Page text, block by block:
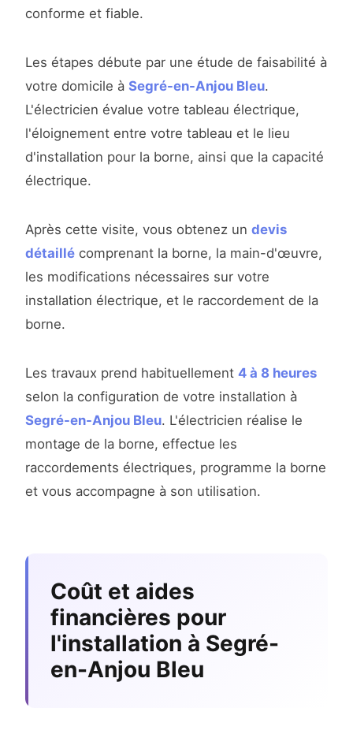
conforme et fiable.
Les étapes débute par une étude de faisabilité à
votre domicile à Segré-en-Anjou Bleu.
L'électricien évalue votre tableau électrique,
l'éloignement entre votre tableau et le lieu
d'installation pour la borne, ainsi que la capacité
électrique.
Après cette visite, vous obtenez un devis
détaillé comprenant la borne, la main-d'œuvre,
les modifications nécessaires sur votre
installation électrique, et le raccordement de la
borne.
Les travaux prend habituellement 4 à 8 heures
selon la configuration de votre installation à
Segré-en-Anjou Bleu. L'électricien réalise le
montage de la borne, effectue les
raccordements électriques, programme la borne
et vous accompagne à son utilisation.
Coût et aides
financières pour
l'installation à Segré-
en-Anjou Bleu